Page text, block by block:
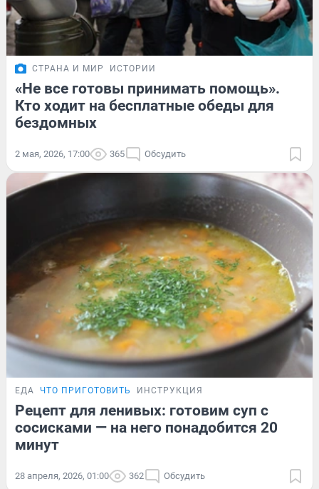
СТРАНА И МИР ИСТОРИИ
«Не все готовы принимать помощь».
Кто ходит на бесплатные обеды для
бездомных
2 мая, 2026, 17:00 365 Обсудить
ЕДА ЧТО ПРИГОТОВИТЬ ИНСТРУКЦИЯ
Рецепт для ленивых: готовим суп с
сосисками — на него понадобится 20
минут
28 апреля, 2026, 01:00 362 Обсудить